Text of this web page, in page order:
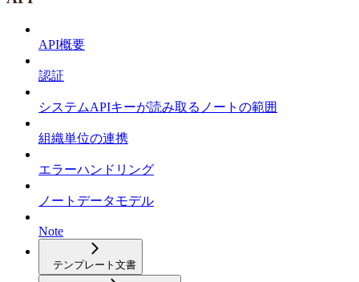
API概要
認証
システムAPIキーが読み取るノートの範囲
組織単位の連携
エラーハンドリング
ノートデータモデル
Note
テンプレート文書